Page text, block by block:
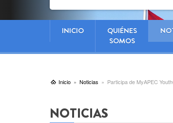
INICIO
QUIÉNES
SOMOS
Inicio Noticias Participa de MyAPEC
NOTICIAS